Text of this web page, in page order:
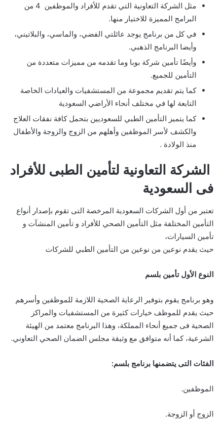
مثل الشركة التعاونية التي تقدم للأفراد والموظفين 4 من
البرامج المميزة للاختيار منها.
في كل من برنامج يوجد عائلتي الفضي، والماسي، والبلاتيني،
وأيضا البرنامج الذهبي.
وأيضًا تأمين شركة بوبا وما تقدمه من مميزات متعددة من
التأمين للجميع.
كما يتم تقديم مجموعة من المستشفيات والعيادات الخاصة
التابعة لها في مختلف أنحاء الأراضي السعودية
كما يتميز التأمين الطبي للسعوديين بتحمل كافة نفقات العلاج
والكشف لأسر الموظفين وأهلهم من الزوج والزوجة والأطفال
منذ الولادة .
الشركة التعاونية لتأمين الطبى للأفراد
فى السعودية
تعتبر من أول الشركات السعودية المرخصة التى تقوم بإصدار أنواع
التأمين المختلفة مثل التأمين الصحي للأفراد و تأمين المنشآت و
تأمين السيارات،
حيث يقدم نوعين من نوعين من التأمين الطبي للشركات
النوع الأول تأمين بلسم
وهو برنامج يقوم بتوفير الرعاية الصحية اللازمة للموظفين وأسرهم
حيث يقدم للموظف خيارات كثيرة من المستشفيات والمراكز
الصحية فى جميع أنحاء المملكة، وهذا البرنامج معتمد من الهيئة
الشرعية، كما أنه متوافق مع وثيقة مجلس الضمان الصحي التعاوني.
الفئات التى يتضمنها برنامج بلسم:
الموظفين.
الزوج أو الزوجة.